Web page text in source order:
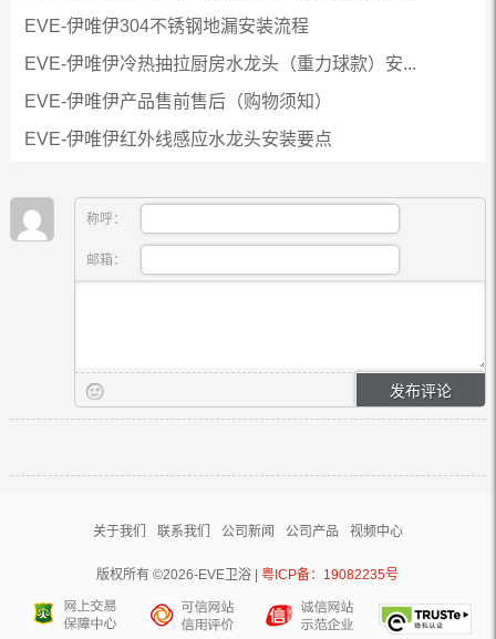
EVE-伊唯伊304不锈钢地漏安装流程
EVE-伊唯伊冷热抽拉厨房水龙头（重力球款）安...
EVE-伊唯伊产品售前售后（购物须知）
EVE-伊唯伊红外线感应水龙头安装要点
称呼：
邮箱：
关于我们 联系我们 公司新闻 公司产品 视频中心
版权所有 ©2026-EVE卫浴 |粤ICP备：19082235号